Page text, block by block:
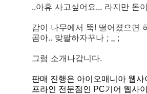
..아휴 사고싶어요... 라지만 돈
감이 나무에서 뚝! 떨어졌으면
곰아.. 맞팔하자꾸나 ; _ ;
그럼 소개나갑니다.
판매 진행은 아이오매니아 웹사
프라인 전문점인 PC기어 웹사